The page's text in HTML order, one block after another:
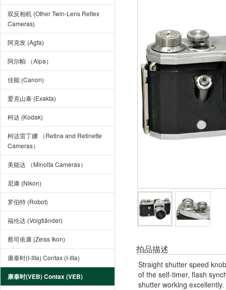
双反相机 (Other Twin-Lens Reflex
Cameras)
阿克发 (Agfa)
阿尔帕 （Alpa）
佳能 (Canon)
爱克山泰 (Exakta)
柯达 (Kodak)
柯达雷丁娜 （Retina and Retinette
Cameras）
美能达 （Minolta Cameras）
尼康 (Nikon)
罗伯特 (Robot)
福伦达 (Voigtländer)
蔡司依康 (Zeiss Ikon)
康泰时(I-IIIa) Contax (I-IIIa)
康泰时(VEB) Contax (VEB)
拍品描述
Straight shutter speed
of the self-timer, flash
shutter working excellently.